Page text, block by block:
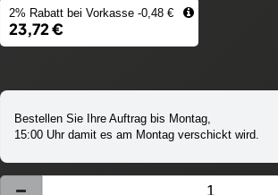
2% Rabatt bei Vorkasse -0,48 €
23,72 €
Bestellen Sie Ihre Auftrag bis Montag,
15:00 Uhr damit es am Montag verschickt wird.